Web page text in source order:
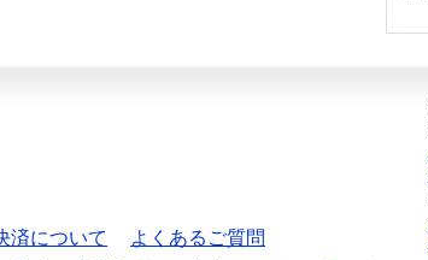
済について
よくあるご質問